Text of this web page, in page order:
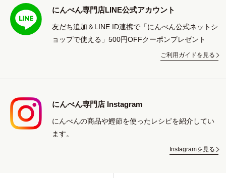
にんべん専門店LINE公式アカウント
友だち追加＆LINE ID連携で「にんべん公式ネットシ
ョップで使える」500円OFFクーポンプレゼント
ご利用ガイドを見る
にんべん専門店 Instagram
にんべんの商品や鰹節を使ったレシピを紹介してい
ます。
Instagramを見る